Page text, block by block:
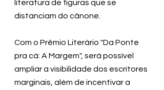
literatura de figuras que se
distanciam do cânone.
Com o Prêmio Literário "Da Ponte
pra cá: A Margem", será possível
ampliar a visibilidade dos escritores
marginais, além de incentivar a